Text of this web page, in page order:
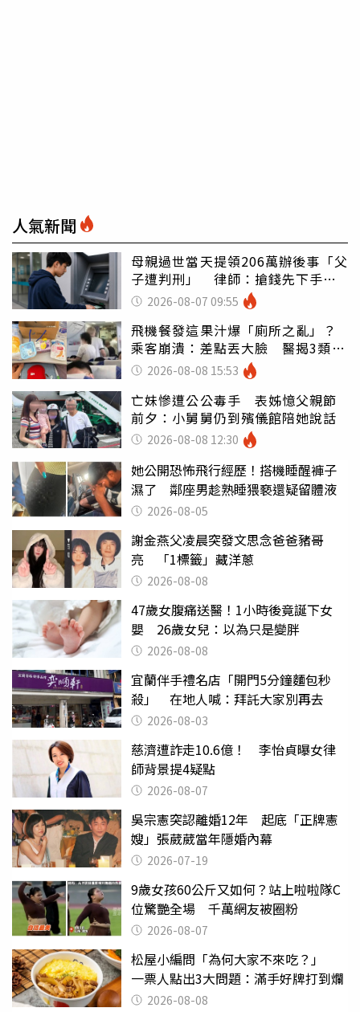
人氣新聞
母親過世當天提領206萬辦後事「父
子遭判刑」 律師：搶錢先下手是
罪 2026-08-07 09:55
飛機餐發這果汁爆「廁所之亂」？
乘客崩潰：差點丟大臉 醫揭3類人
別亂喝
2026-08-08 15:53
亡妹慘遭公公毒手 表姊憶父親節
前夕：小舅舅仍到殯儀館陪她說話
2026-08-08 12:30
她公開恐怖飛行經歷！搭機睡醒褲子
濕了 鄰座男趁熟睡猥褻還疑留體液
2026-08-05
謝金燕父凌晨突發文思念爸爸豬哥
亮 「1標籤」藏洋蔥
2026-08-08
47歲女腹痛送醫！1小時後竟誕下女
嬰 26歲女兒：以為只是變胖
2026-08-08
宜蘭伴手禮名店「開門5分鐘麵包秒
殺」 在地人喊：拜託大家別再去
2026-08-03
慈濟遭詐走10.6億！ 李怡貞曝女律
師背景提4疑點
2026-08-07
吳宗憲突認離婚12年 起底「正牌憲
嫂」張葳葳當年隱婚內幕
2026-07-19
9歲女孩60公斤又如何？站上啦啦隊C
位驚艷全場 千萬網友被圈粉
2026-08-07
松屋小編問「為何大家不來吃？」
一票人點出3大問題：滿手好牌打到爛
2026-08-08